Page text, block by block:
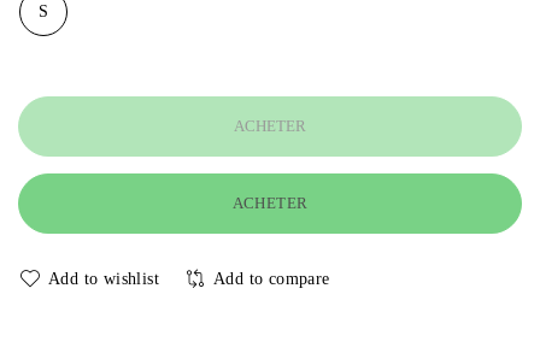
S
ACHETER
ACHETER
Add to wishlist Add to compare